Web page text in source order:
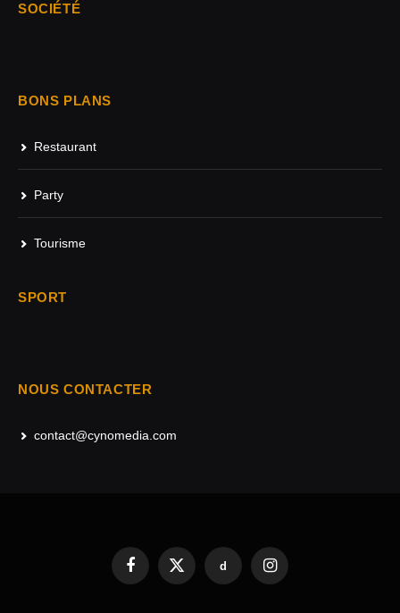
SOCIÉTÉ
BONS PLANS
Restaurant
Party
Tourisme
SPORT
NOUS CONTACTER
contact@cynomedia.com
FacebookX
d
Instagram